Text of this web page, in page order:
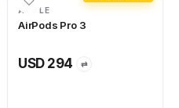
APPLE
AirPods Pro 3
USD 294 ⇄